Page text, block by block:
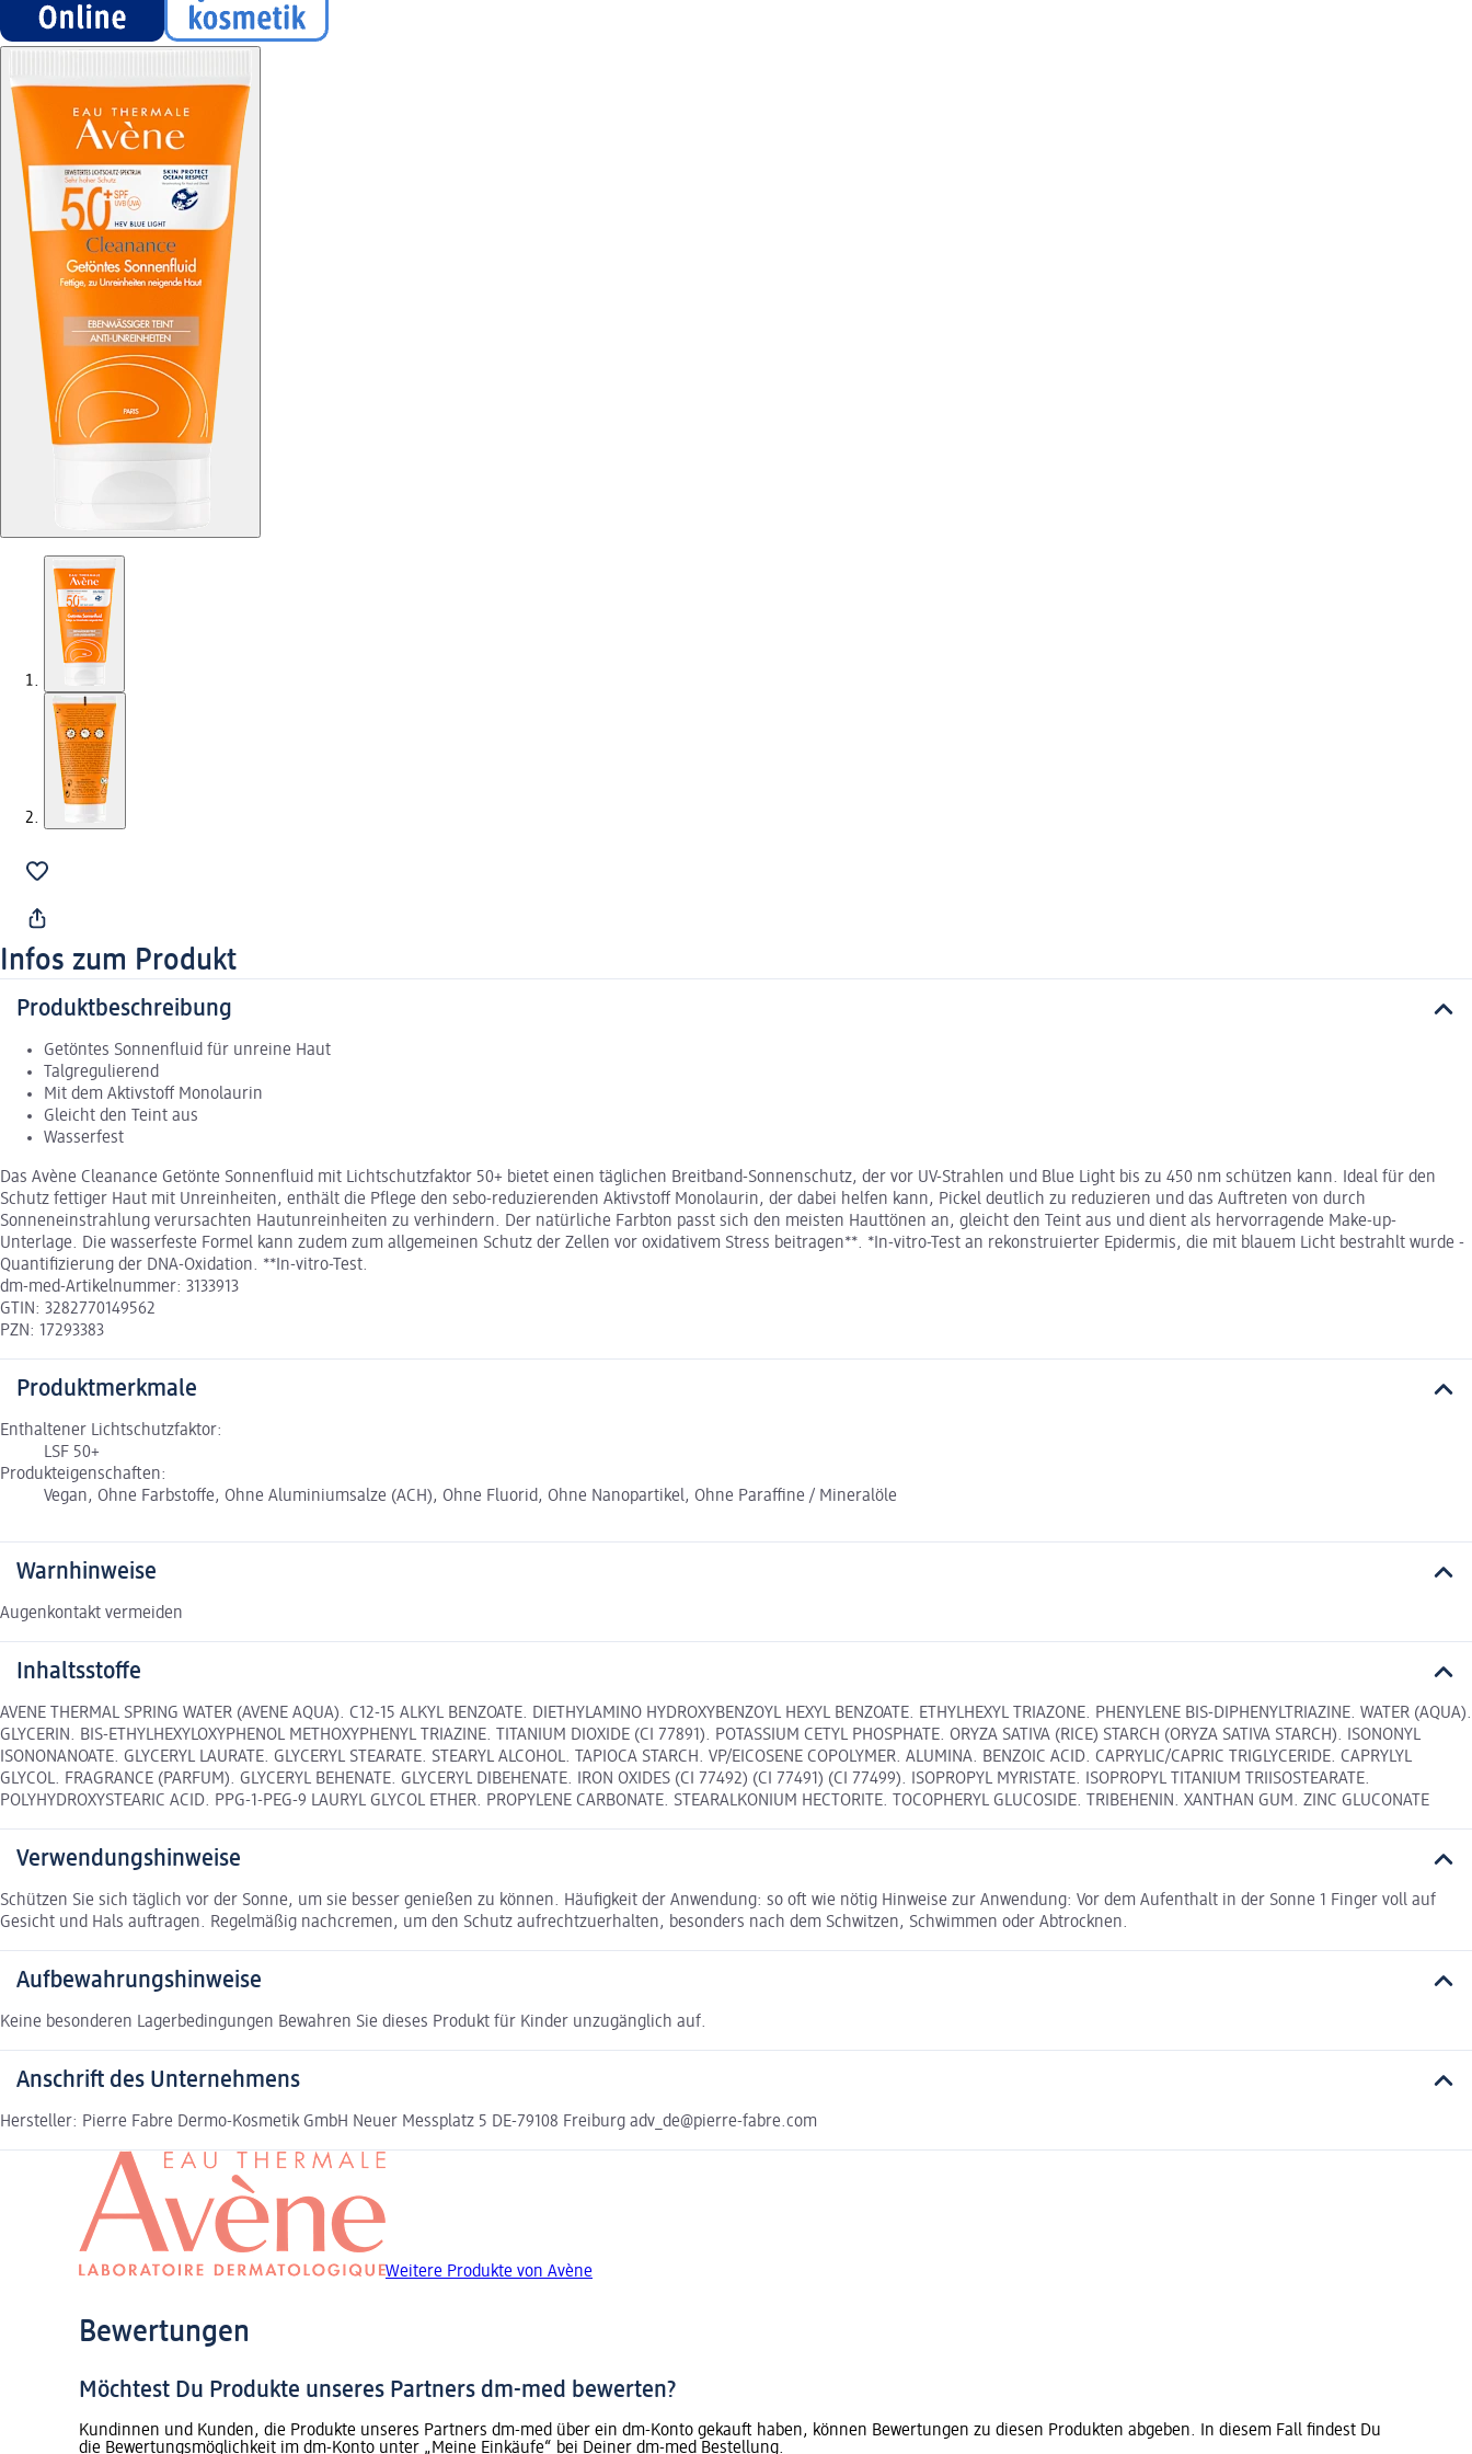
Infos zum Produkt
Produktbeschreibung
Getöntes Sonnenfluid für unreine Haut
Talgregulierend
Mit dem Aktivstoff Monolaurin
Gleicht den Teint aus
Wasserfest
Das Avène Cleanance Getönte Sonnenfluid mit Lichtschutzfaktor 50+ bietet einen täglichen Breitband-Sonnenschutz, der vor UV-Strahlen und Blue Light bis zu 450 nm schützen kann. Ideal für den
Schutz fettiger Haut mit Unreinheiten, enthält die Pflege den sebo-reduzierenden Aktivstoff Monolaurin, der dabei helfen kann, Pickel deutlich zu reduzieren und das Auftreten von durch
Sonneneinstrahlung verursachten Hautunreinheiten zu verhindern. Der natürliche Farbton passt sich den meisten Hauttönen an, gleicht den Teint aus und dient als hervorragende Make-up-
Unterlage. Die wasserfeste Formel kann zudem zum allgemeinen Schutz der Zellen vor oxidativem Stress beitragen**. *In-vitro-Test an rekonstruierter Epidermis, die mit blauem Licht bestrahlt wurde -
Quantifizierung der DNA-Oxidation. **In-vitro-Test.
dm-med-Artikelnummer: 3133913
GTIN: 3282770149562
PZN: 17293383
Produktmerkmale
Enthaltener Lichtschutzfaktor:
LSF 50+
Produkteigenschaften:
Vegan, Ohne Farbstoffe, Ohne Aluminiumsalze (ACH), Ohne Fluorid, Ohne Nanopartikel, Ohne Paraffine / Mineralöle
Warnhinweise
Augenkontakt vermeiden
Inhaltsstoffe
AVENE THERMAL SPRING WATER (AVENE AQUA). C12-15 ALKYL BENZOATE. DIETHYLAMINO HYDROXYBENZOYL HEXYL BENZOATE. ETHYLHEXYL TRIAZONE. PHENYLENE BIS-DIPHENYLTRIAZINE. WATER (AQUA).
GLYCERIN. BIS-ETHYLHEXYLOXYPHENOL METHOXYPHENYL TRIAZINE. TITANIUM DIOXIDE (CI 77891). POTASSIUM CETYL PHOSPHATE. ORYZA SATIVA (RICE) STARCH (ORYZA SATIVA STARCH). ISONONYL
ISONONANOATE. GLYCERYL LAURATE. GLYCERYL STEARATE. STEARYL ALCOHOL. TAPIOCA STARCH. VP/EICOSENE COPOLYMER. ALUMINA. BENZOIC ACID. CAPRYLIC/CAPRIC TRIGLYCERIDE. CAPRYLYL
GLYCOL. FRAGRANCE (PARFUM). GLYCERYL BEHENATE. GLYCERYL DIBEHENATE. IRON OXIDES (CI 77492) (CI 77491) (CI 77499). ISOPROPYL MYRISTATE. ISOPROPYL TITANIUM TRIISOSTEARATE.
POLYHYDROXYSTEARIC ACID. PPG-1-PEG-9 LAURYL GLYCOL ETHER. PROPYLENE CARBONATE. STEARALKONIUM HECTORITE. TOCOPHERYL GLUCOSIDE. TRIBEHENIN. XANTHAN GUM. ZINC GLUCONATE
Verwendungshinweise
Schützen Sie sich täglich vor der Sonne, um sie besser genießen zu können. Häufigkeit der Anwendung: so oft wie nötig Hinweise zur Anwendung: Vor dem Aufenthalt in der Sonne 1 Finger voll auf
Gesicht und Hals auftragen. Regelmäßig nachcremen, um den Schutz aufrechtzuerhalten, besonders nach dem Schwitzen, Schwimmen oder Abtrocknen.
Aufbewahrungshinweise
Keine besonderen Lagerbedingungen Bewahren Sie dieses Produkt für Kinder unzugänglich auf.
Anschrift des Unternehmens
Hersteller: Pierre Fabre Dermo-Kosmetik GmbH Neuer Messplatz 5 DE-79108 Freiburg adv_de@pierre-fabre.com
Weitere Produkte von Avène
Bewertungen
Möchtest Du Produkte unseres Partners dm-med bewerten?
Kundinnen und Kunden, die Produkte unseres Partners dm-med über ein dm-Konto gekauft haben, können Bewertungen zu diesen Produkten abgeben. In diesem Fall findest Du
die Bewertungsmöglichkeit im dm-Konto unter „Meine Einkäufe“ bei Deiner dm-med Bestellung.